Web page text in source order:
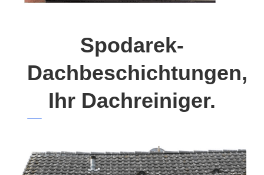
Spodarek-
Dachbeschichtungen,
Ihr Dachreiniger.